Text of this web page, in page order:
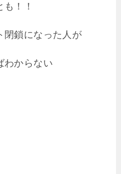
！！
閉鎖になった人が
わからない